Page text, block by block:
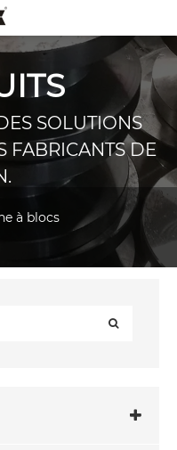
SOLUTIONS
FABRICANTS DE
à blocs